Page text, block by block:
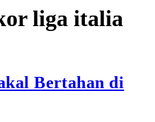
liga italia
Bertahan di